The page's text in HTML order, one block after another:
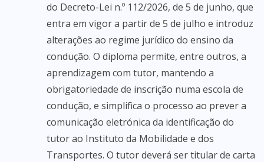
do Decreto-Lei n.º 112/2026, de 5 de junho, que
entra em vigor a partir de 5 de julho e introduz
alterações ao regime jurídico do ensino da
condução. O diploma permite, entre outros, a
aprendizagem com tutor, mantendo a
obrigatoriedade de inscrição numa escola de
condução, e simplifica o processo ao prever a
comunicação eletrónica da identificação do
tutor ao Instituto da Mobilidade e dos
Transportes. O tutor deverá ser titular de carta